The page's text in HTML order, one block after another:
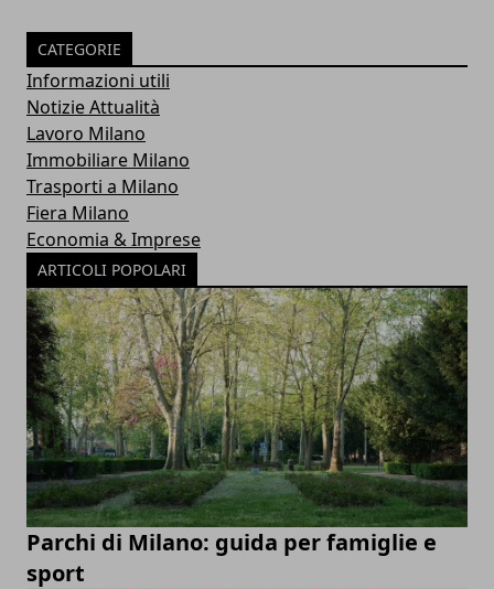
CATEGORIE
Informazioni utili
Notizie Attualità
Lavoro Milano
Immobiliare Milano
Trasporti a Milano
Fiera Milano
Economia & Imprese
ARTICOLI POPOLARI
Parchi di Milano: guida per famiglie e
sport